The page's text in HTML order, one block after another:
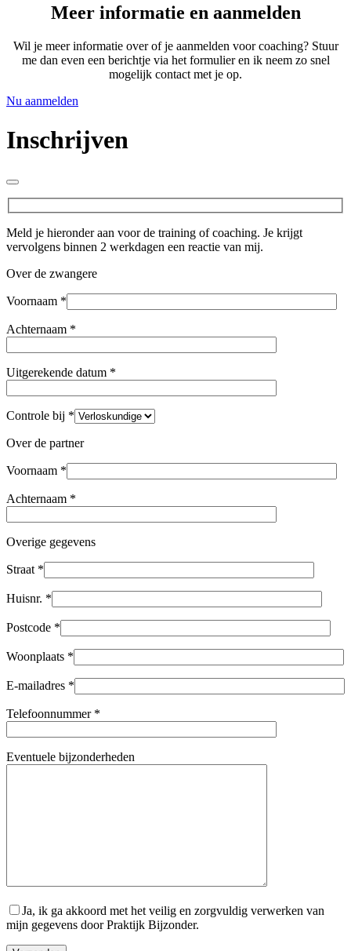
Meer informatie en aanmelden
Wil je meer informatie over of je aanmelden voor coaching? Stuur
me dan even een berichtje via het formulier en ik neem zo snel
mogelijk contact met je op.
Nu aanmelden
Inschrijven
Meld je hieronder aan voor de training of coaching. Je krijgt
vervolgens binnen 2 werkdagen een reactie van mij.
Over de zwangere
Voornaam *
Achternaam *
Uitgerekende datum *
Controle bij *
Over de partner
Voornaam *
Achternaam *
Overige gegevens
Straat *
Huisnr. *
Postcode *
Woonplaats *
E-mailadres *
Telefoonnummer *
Eventuele bijzonderheden
Ja, ik ga akkoord met het veilig en zorgvuldig verwerken van
mijn gegevens door Praktijk Bijzonder.